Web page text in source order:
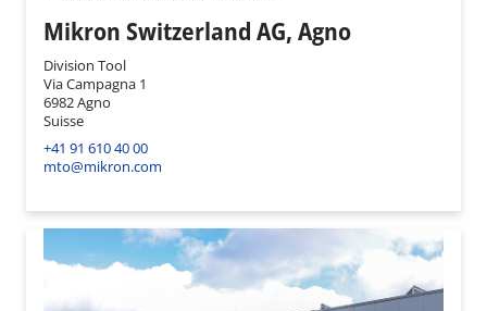
Mikron Switzerland AG, Agno
Division Tool
Via Campagna 1
6982 Agno
Suisse
+41 91 610 40 00
mto@mikron.com